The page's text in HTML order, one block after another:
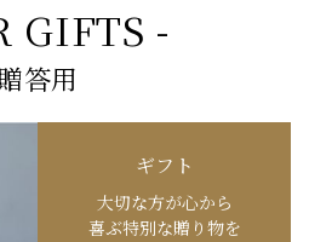
GIFTS -
贈答用
ギフト
大切な方が心から
喜ぶ特別な贈り物を